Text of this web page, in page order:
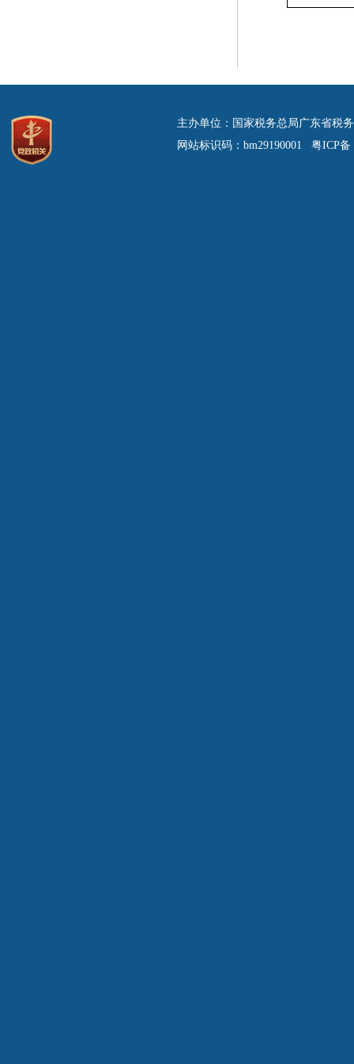
主办单位：国家税务总局广东省税
网站标识码：bm29190001 粤ICP